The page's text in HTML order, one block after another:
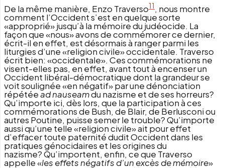
De la même manière, Enzo Traverso11 , nous montre
comment l’Occident s’est en quelque sorte
«approprié» jusqu’à la mémoire du judéocide. La
façon que «nous» avons de commémorer ce dernier,
écrit-il en effet, est désormais à ranger parmi les
liturgies d’une «religion civile» occidentale. Traverso
écrit bien: «occidentale». Ces commémorations ne
visent-elles pas, en effet, avant tout à encenser un
Occident libéral-démocratique dont la grandeur se
voit soulignée «en négatif» par une dénonciation
répétéead nauseamdu nazisme et de ses horreurs?
Qu’importe ici, dès lors, que la participation à ces
commémorations de Bush, de Blair, de Berlusconi ou
autres Poutine, puisse semer le trouble? Qu’importe
aussi qu’une telle «religion civile» ait pour effet
d’effacer toute paternité dudit Occident dans les
pratiques génocidaires et les origines du
nazisme? Qu’importent, enfin, ce que Traverso
appelle «les effets négatifs d’un excès de mémoire»